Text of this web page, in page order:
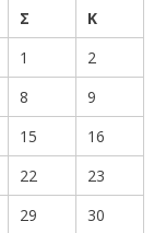
Σ
Κ
1
2
8
9
15
16
22
23
29
30